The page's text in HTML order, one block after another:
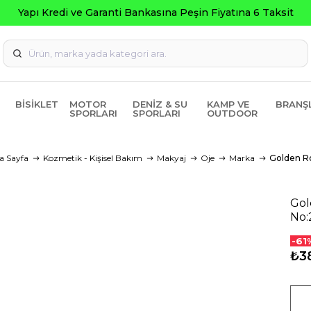
Yapı Kredi ve Garanti Bankasına Peşin Fiyatına 6 Taksit
BISIKLET
MOTOR
SPORLARI
DENIZ & SU
SPORLARI
KAMP VE
OUTDOOR
Sayfa Kozmetik - Kişisel Bakım Makyaj Oje Marka Golden
-